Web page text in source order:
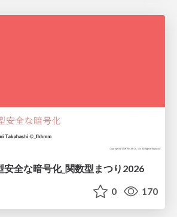
全な暗号化_関数型まつり2026
0 170